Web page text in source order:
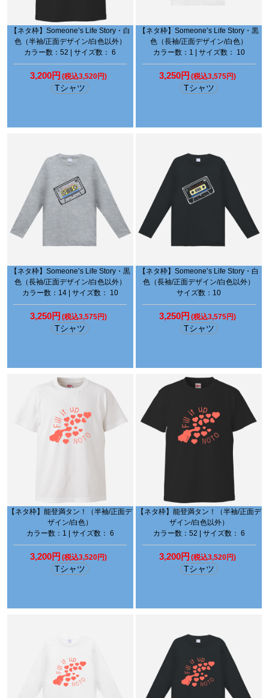
【ネタ枠】Someone’s Life Story・白
色（半袖/正面デザイン/白色以外）
カラー数：52 | サイズ数： 6
3,200円 (税込3,520円)
Tシャツ
【ネタ枠】Someone’s Life Story・黒
色（長袖/正面デザイン/白色）
カラー数：1 | サイズ数： 10
3,250円 (税込3,575円)
Tシャツ
【ネタ枠】Someone’s Life Story・黒
色（長袖/正面デザイン/白色以外）
カラー数：14 | サイズ数： 10
3,250円 (税込3,575円)
Tシャツ
【ネタ枠】Someone’s Life Story・白
色（長袖/正面デザイン/白色以外）
サイズ数：10
3,250円 (税込3,575円)
Tシャツ
【ネタ枠】能登満タン！（半袖/正面デ
ザイン/白色）
カラー数：1 | サイズ数： 6
3,200円 (税込3,520円)
Tシャツ
【ネタ枠】能登満タン！（半袖/正面デ
ザイン/白色以外）
カラー数：52 | サイズ数： 6
3,200円 (税込3,520円)
Tシャツ